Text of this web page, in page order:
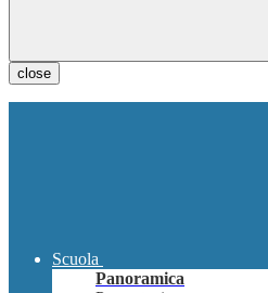
close
Scuola
Panoramica